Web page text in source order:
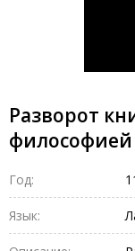
Разворот
философией
Год:
Язык: